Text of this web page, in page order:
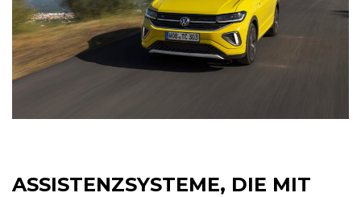
ASSISTENZSYSTEME, DIE MIT